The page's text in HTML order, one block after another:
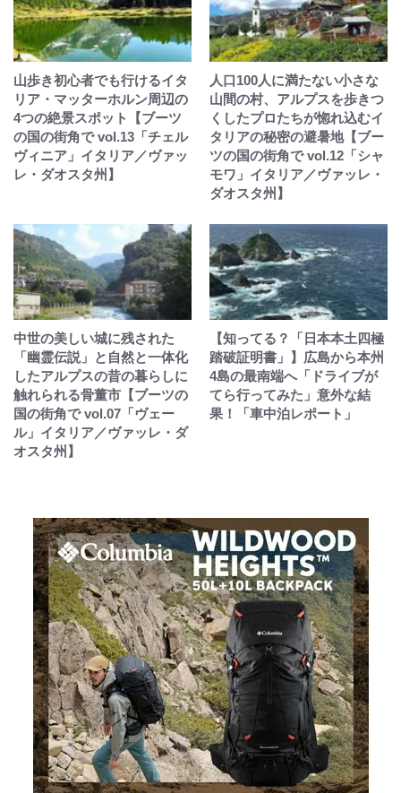
山歩き初心者でも行けるイタ
リア・マッターホルン周辺の
4つの絶景スポット【ブーツ
の国の街角で vol.13「チェル
ヴィニア」イタリア／ヴァッ
レ・ダオスタ州】
人口100人に満たない小さな
山間の村、アルプスを歩きつ
くしたプロたちが惚れ込むイ
タリアの秘密の避暑地【ブー
ツの国の街角で vol.12「シャ
モワ」イタリア／ヴァッレ・
ダオスタ州】
中世の美しい城に残された
「幽霊伝説」と自然と一体化
したアルプスの昔の暮らしに
触れられる骨董市【ブーツの
国の街角で vol.07「ヴェー
ル」イタリア／ヴァッレ・ダ
オスタ州】
【知ってる？「日本本土四極
踏破証明書」】広島から本州
4島の最南端へ「ドライブが
てら行ってみた」意外な結
果！「車中泊レポート」